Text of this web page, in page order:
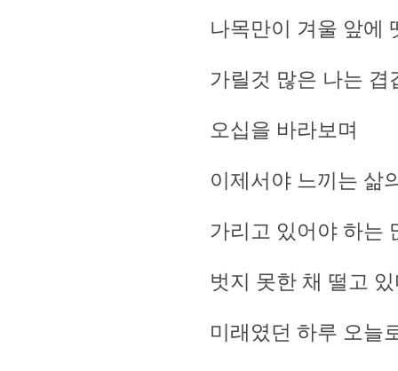
나목만이 겨울 앞에
가릴것 많은 나는 겹
오십을 바라보며
이제서야 느끼는 삶
가리고 있어야 하는
벗지 못한 채 떨고
미래였던 하루 오늘